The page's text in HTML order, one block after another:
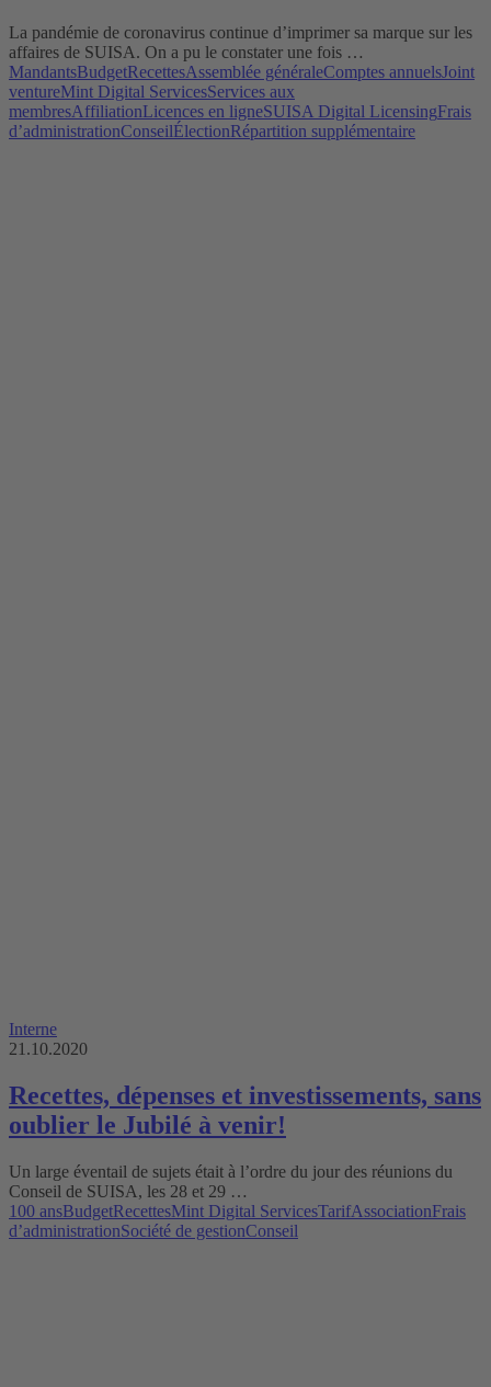
La pandémie de coronavirus continue d’imprimer sa marque sur les
affaires de SUISA. On a pu le constater une fois …
MandantsBudgetRecettesAssemblée généraleComptes annuelsJoint
ventureMint Digital ServicesServices aux
membresAffiliationLicences en ligneSUISA Digital LicensingFrais
d’administrationConseilÉlectionRépartition supplémentaire
Interne
21.10.2020
Recettes, dépenses et investissements, sans
oublier le Jubilé à venir!
Un large éventail de sujets était à l’ordre du jour des réunions du
Conseil de SUISA, les 28 et 29 …
100 ansBudgetRecettesMint Digital ServicesTarifAssociationFrais
d’administrationSociété de gestionConseil